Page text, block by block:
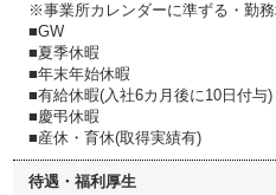
※事業所カレンダーに準ずる・勤
■GW
■夏季休暇
■年末年始休暇
■有給休暇(入社6カ月後に10日付与)
■慶弔休暇
■産休・育休(取得実績有)
待遇・福利厚生